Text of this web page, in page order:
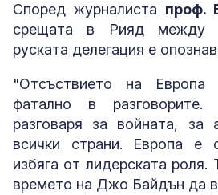
Според журналиста проф.
срещата в Рияд между
руската делегация е
"Отсъствието на
фатално в
разговаря за войната, за
всички страни. Европа е
избяга от лидерската
времето на Джо Байдън да